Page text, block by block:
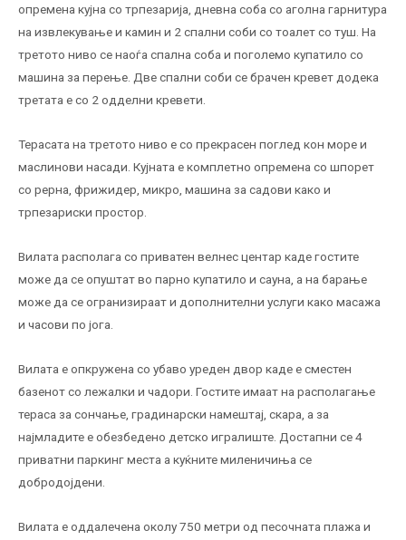
опремена кујна со трпезарија, дневна соба со аголна гарнитура
на извлекување и камин и 2 спални соби со тоалет со туш. На
третото ниво се наоѓа спална соба и поголемо купатило со
машина за перење. Две спални соби се брачен кревет додека
третата е со 2 одделни кревети.
Терасата на третото ниво е со прекрасен поглед кон море и
маслинови насади. Кујната е комплетно опремена со шпорет
со рерна, фрижидер, микро, машина за садови како и
трпезариски простор.
Вилата располага со приватен велнес центар каде гостите
може да се опуштат во парно купатило и сауна, а на барање
може да се огранизираат и дополнителни услуги како масажа
и часови по јога.
Вилата е опкружена со убаво уреден двор каде е сместен
базенот со лежалки и чадори. Гостите имаат на располагање
тераса за сончање, градинарски намештај, скара, а за
најмладите е обезбедено детско игралиште. Достапни се 4
приватни паркинг места а куќните миленичиња се
добродојдени.
Вилата е оддалечена околу 750 метри од песочната плажа и